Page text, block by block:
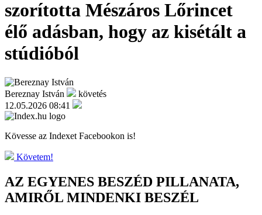
szorította Mészáros Lőrincet
élő adásban, hogy az kisétált a
stúdióból
Bereznay István
követés
12.05.2026 08:41
Kövesse az Indexet Facebookon is!
Követem!
AZ EGYENES BESZÉD PILLANATA,
AMIRŐL MINDENKI BESZÉL